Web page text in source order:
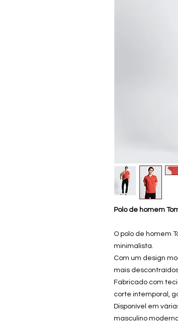
Polo de homem
O polo de homem
minimalista.
Com um design
mais
Fabricado com
corte intemporal,
Disponível em
masculino